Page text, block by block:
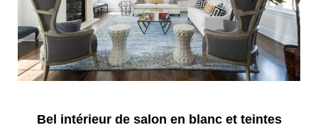
Bel intérieur de salon en blanc et teintes